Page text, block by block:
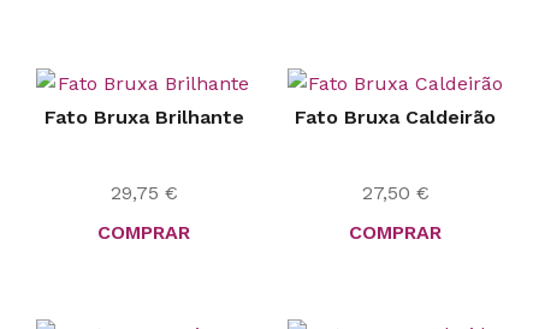
Fato Bruxa Brilhante
29,75 €
COMPRAR
Fato Bruxa Caldeirão
27,50 €
COMPRAR